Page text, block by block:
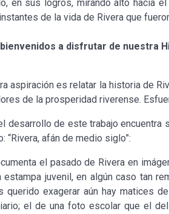
en sus logros, mirando alto hacia
de la vida de Rivera que
a disfrutar de nuestra
aspiración es relatar la historia de
de la prosperidad riverense.
desarrollo de este trabajo encuentra
“Rivera, afán de medio siglo”:
el pasado de Rivera en
estampa juvenil, en algún caso tan
querido exagerar aún hay matices
el de una foto escolar que el